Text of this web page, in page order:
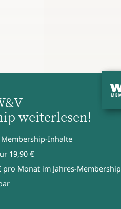
weiterlesen!
Inhalte
19,90 €
pro Monat im Jahres-Membership